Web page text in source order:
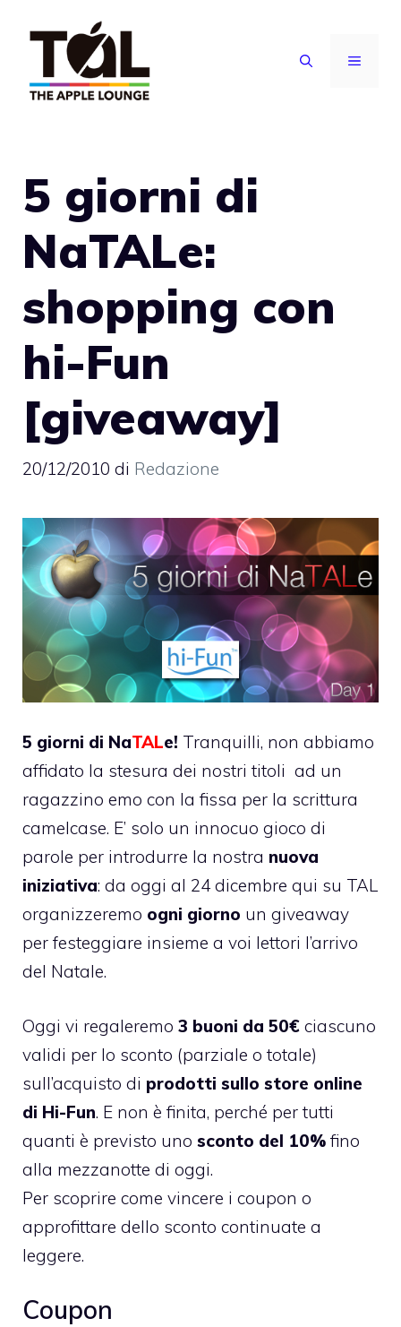
contenuto
MENU
5 giorni di
NaTALe:
shopping con
hi-Fun
[giveaway]
20/12/2010 di Redazione
5 giorni di NaTALe! Tranquilli, non abbiamo
affidato la stesura dei nostri titoli ad un
ragazzino emo con la fissa per la scrittura
camelcase. E’ solo un innocuo gioco di
parole per introdurre la nostra nuova
iniziativa: da oggi al 24 dicembre qui su TAL
organizzeremo ogni giorno un giveaway
per festeggiare insieme a voi lettori l’arrivo
del Natale.
Oggi vi regaleremo 3 buoni da 50€ ciascuno
validi per lo sconto (parziale o totale)
sull’acquisto di prodotti sullo store online
di Hi-Fun. E non è finita, perché per tutti
quanti è previsto uno sconto del 10% fino
alla mezzanotte di oggi.
Per scoprire come vincere i coupon o
approfittare dello sconto continuate a
leggere.
Coupon